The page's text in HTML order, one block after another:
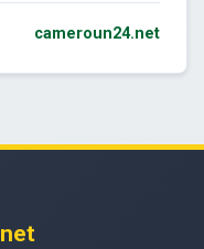
cameroun24.net